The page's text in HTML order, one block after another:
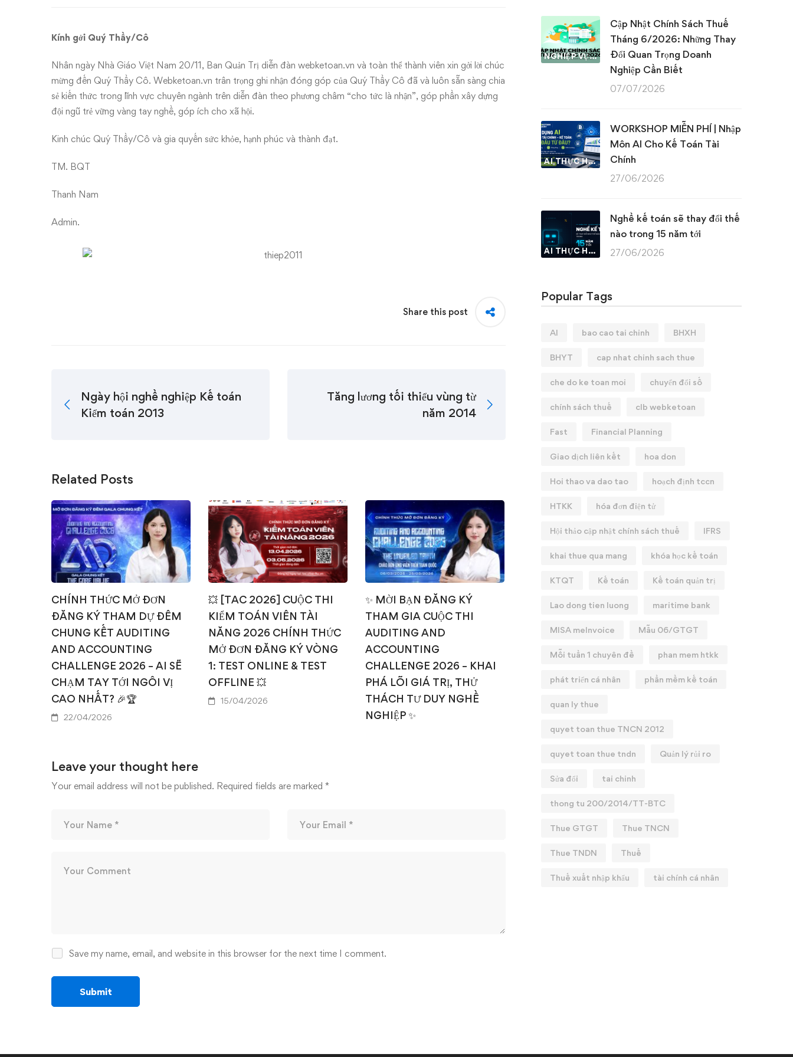
Kính gởi Quý Thầy/Cô
Nhân ngày Nhà Giáo Việt Nam 20/11, Ban Quản Trị diễn đàn webketoan.vn và toàn thể thành viên xin gởi lời chúc
mừng đến Quý Thầy Cô. Webketoan.vn trân trọng ghi nhận đóng góp của Quý Thầy Cô đã và luôn sẵn sàng chia
sẻ kiến thức trong lĩnh vực chuyên ngành trên diễn đàn theo phương châm “cho tức là nhận”, góp phần xây dựng
đội ngũ trẻ vững vàng tay nghề, góp ích cho xã hội.
Kinh chúc Quý Thầy/Cô và gia quyến sức khỏe, hạnh phúc và thành đạt.
TM. BQT
Thanh Nam
Admin.
Share this post
Ngày hội nghề nghiệp Kế toán
Kiểm toán 2013
Tăng lương tối thiểu vùng từ
năm 2014
Related Posts
CHÍNH THỨC MỞ ĐƠN
ĐĂNG KÝ THAM DỰ ĐÊM
CHUNG KẾT AUDITING
AND ACCOUNTING
CHALLENGE 2026 – AI SẼ
CHẠM TAY TỚI NGÔI VỊ
CAO NHẤT? 🎉🏆
22/04/2026
💥 [TAC 2026] CUỘC THI
KIỂM TOÁN VIÊN TÀI
NĂNG 2026 CHÍNH THỨC
MỞ ĐƠN ĐĂNG KÝ VÒNG
1: TEST ONLINE & TEST
OFFLINE 💥
15/04/2026
✨ MỜI BẠN ĐĂNG KÝ
THAM GIA CUỘC THI
AUDITING AND
ACCOUNTING
CHALLENGE 2026 – KHAI
PHÁ LÕI GIÁ TRỊ, THỬ
THÁCH TƯ DUY NGHỀ
NGHIỆP ✨
KHÓA HỌC: QUYẾT TOÁN
25/02/2026
💼 CHIÊU SINH KHAI
CHUYÊN SÂU ✨
12/01/2026
Leave your thought here
Your email address will not be published. Required fields are marked *
Save my name, email, and website in this browser for the next time I comment.
NGHIỆP VỤ KẾ TOÁN & THUẾ
Cập Nhật Chính Sách Thuế
Tháng 6/2026: Những Thay
Đổi Quan Trọng Doanh
Nghiệp Cần Biết
07/07/2026
AI THỰC HÀNH
WORKSHOP MIỄN PHÍ | Nhập
Môn AI Cho Kế Toán Tài
Chính
27/06/2026
AI THỰC HÀNH
Nghề kế toán sẽ thay đổi thế
nào trong 15 năm tới
27/06/2026
Popular Tags
AI bao cao tai chinh BHXH
BHYT cap nhat chinh sach thue
che do ke toan moi chuyển đổi số
chính sách thuế clb webketoan
Fast Financial Planning
Giao dịch liên kết hoa don
Hoi thao va dao tao hoạch định tccn
HTKK hóa đơn điện tử
Hội thảo cập nhật chính sách thuế IFRS
khai thue qua mang khóa học kế toán
KTQT Kế toán Kế toán quản trị
Lao dong tien luong maritime bank
MISA meInvoice Mẫu 06/GTGT
Mỗi tuần 1 chuyên đề phan mem htkk
phát triển cá nhân phần mềm kế toán
quan ly thue
quyet toan thue TNCN 2012
quyet toan thue tndn Quản lý rủi ro
Sửa đổi tai chinh
thong tu 200/2014/TT-BTC
Thue GTGT Thue TNCN
Thue TNDN Thuế
Thuế xuất nhập khẩu tài chính cá nhân